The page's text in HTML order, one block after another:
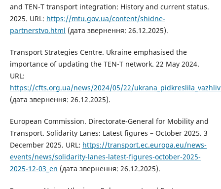
and TEN-T transport integration: History and current status.
2025. URL: https://mtu.gov.ua/content/shidne-
partnerstvo.html (дата звернення: 26.12.2025).
Transport Strategies Centre. Ukraine emphasised the
importance of updating the TEN-T network. 22 May 2024.
URL:
https://cfts.org.ua/news/2024/05/22/
(дата звернення: 26.12.2025).
European Commission. Directorate-General for Mobility and
Transport. Solidarity Lanes: Latest figures – October 2025. 3
December 2025. URL: https://transport.ec.europa.eu/news-
events/news/solidarity-lanes-latest-figures-october-2025-
2025-12-03_en (дата звернення: 26.12.2025).